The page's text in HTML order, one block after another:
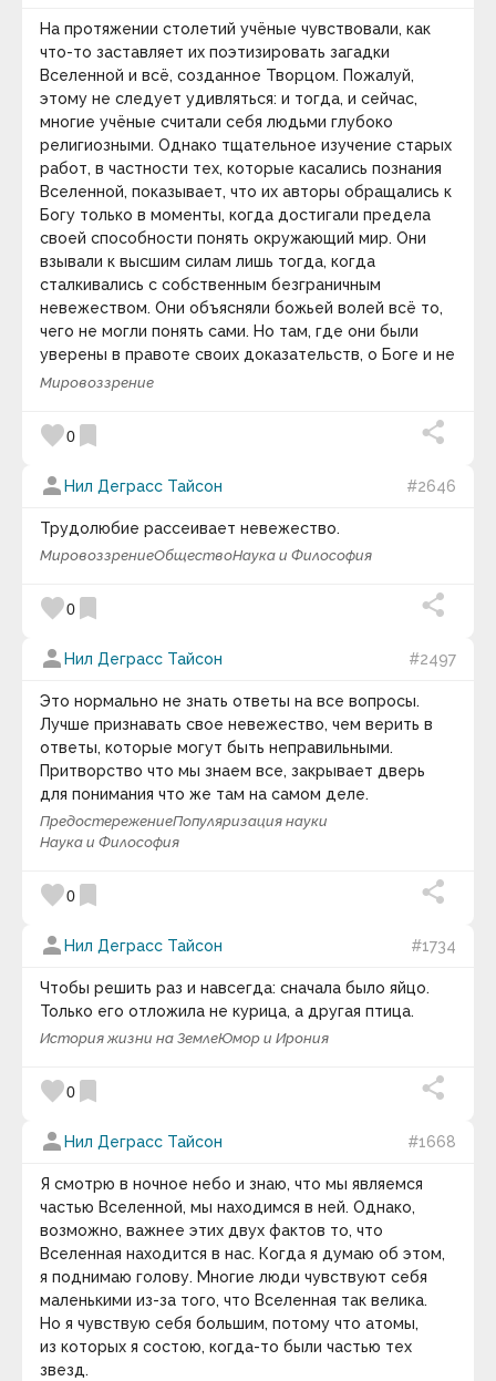
Ганс Селье
Гари Маркус
Гарри Гаррисон
Гарун Агацарский
Гастон Левис
Гвинет Пэлтроу
Генри Ван Дайк
Генри Дэвид Торо
Генри Лайон Олди
Генри Луис Менкен
Генри Мэн
Генри Мюррей
Генри Уиллер Шоу
Генри Уорд Бичер
Генри Форд
Генри Хаскинс
Генрих Гейне
Георг Гегель
Георгий Жуков
Гераклит
Герберт Спенсер
Герман Греф
Геродот
Гиллель
Говард Шульц
Готфрид Лейбниц
Готхольд Лессинг
Грегори Диз
Грегори Дэвид Робертс
Григорий Львович Тульчинский
Григорий Саввич Сковорода
Гришина Наталия Владимировна
Гэри Дженнингс
Гюстав Лебон
Гюстав Флобер
Дайсаку Икеда
Дариус Фору
Делия Стейнберг Гусман
Дени Дидро
Денис Корсаков
Джампа Тинлей Вангчен
Джаред Лето
Джастин Менкес
Джеймс Аллен
Джеймс О'Мэлли
Джеймс Хьюз
Джеймс Хьюитт
Джейсон Сильва
Джек Керуак
Джек Лондон
Джек Ма
Джек Макдевит
Джек Никлаус
Джек Уэлч
На протяжении столетий учёные чувствовали, как
что-то заставляет их поэтизировать загадки
Вселенной и всё, созданное Творцом. Пожалуй,
этому не следует удивляться: и тогда, и сейчас,
многие учёные считали себя людьми глубоко
религиозными. Однако тщательное изучение старых
работ, в частности тех, которые касались познания
Вселенной, показывает, что их авторы обращались к
Богу только в моменты, когда достигали предела
своей способности понять окружающий мир. Они
взывали к высшим силам лишь тогда, когда
сталкивались с собственным безграничным
невежеством. Они объясняли божьей волей всё то,
чего не могли понять сами. Но там, где они были
уверены в правоте своих доказательств, о Боге и не
вспоминали.
Мировоззрение
favorite0 bookmark
person Нил Деграсс Тайсон #2646
Трудолюбие рассеивает невежество.
МировоззрениеОбществоНаука и Философия
favorite0 bookmark
person Нил Деграсс Тайсон #2497
Это нормально не знать ответы на все вопросы.
Лучше признавать свое невежество, чем верить в
ответы, которые могут быть неправильными.
Притворство что мы знаем все, закрывает дверь
для понимания что же там на самом деле.
ПредостережениеПопуляризация науки
Наука и Философия
favorite0 bookmark
person Нил Деграсс Тайсон #1734
Чтобы решить раз и навсегда: сначала было яйцо.
Только его отложила не курица, а другая птица.
История жизни на ЗемлеЮмор и Ирония
favorite0 bookmark
person Нил Деграсс Тайсон #1668
Я смотрю в ночное небо и знаю, что мы являемся
частью Вселенной, мы находимся в ней. Однако,
возможно, важнее этих двух фактов то, что
Вселенная находится в нас. Когда я думаю об этом,
я поднимаю голову. Многие люди чувствуют себя
маленькими из-за того, что Вселенная так велика.
Но я чувствую себя большим, потому что атомы,
из которых я состою, когда-то были частью тех
звезд.